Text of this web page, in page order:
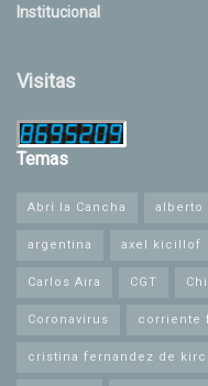
Institucional
Visitas
Temas
Abrí la Cancha alberto
argentina axel kicillof
Carlos Aira CGT
Coronavirus corriente
cristina fernandez de